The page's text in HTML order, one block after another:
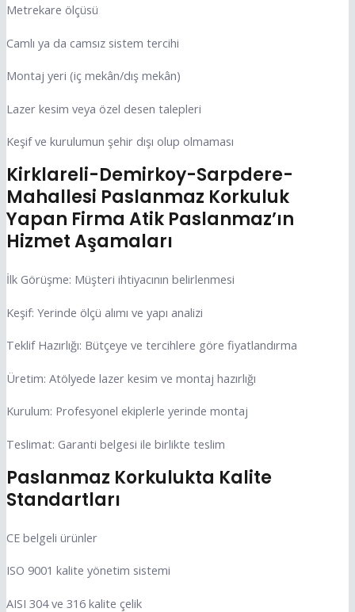
Metrekare ölçüsü
Camlı ya da camsız sistem tercihi
Montaj yeri (iç mekân/dış mekân)
Lazer kesim veya özel desen talepleri
Keşif ve kurulumun şehir dışı olup olmaması
Kirklareli-Demirkoy-Sarpdere-
Mahallesi Paslanmaz Korkuluk
Yapan Firma Atik Paslanmaz’ın
Hizmet Aşamaları
İlk Görüşme: Müşteri ihtiyacının belirlenmesi
Keşif: Yerinde ölçü alımı ve yapı analizi
Teklif Hazırlığı: Bütçeye ve tercihlere göre fiyatlandırma
Üretim: Atölyede lazer kesim ve montaj hazırlığı
Kurulum: Profesyonel ekiplerle yerinde montaj
Teslimat: Garanti belgesi ile birlikte teslim
Paslanmaz Korkulukta Kalite
Standartları
CE belgeli ürünler
ISO 9001 kalite yönetim sistemi
AISI 304 ve 316 kalite çelik